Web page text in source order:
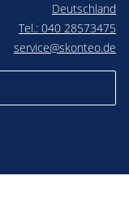
Deutschland
Tel.: 040 28573475
service@skonteo.de